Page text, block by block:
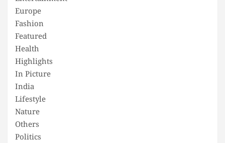
Europe
Fashion
Featured
Health
Highlights
In Picture
India
Lifestyle
Nature
Others
Politics